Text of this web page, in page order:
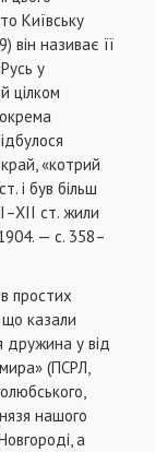
Київську
він називає її
у
цілком
«котрий
і був більш
ст. жили
— с. 358–
простих
що казали
дружина у від
(ПСРЛ,
нашого
а